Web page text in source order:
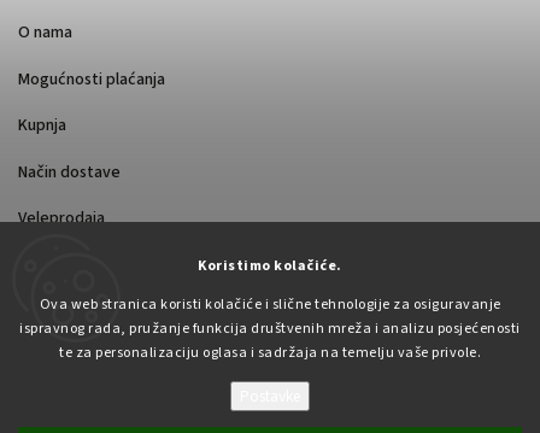
Koristimo kolačiće.
Ova web stranica koristi kolačiće i slične tehnologije za osiguravanje
ispravnog rada, pružanje funkcija društvenih mreža i analizu posjećenosti
te za personalizaciju oglasa i sadržaja na temelju vaše privole.
O nama
Mogućnosti plaćanja
Kupnja
Način dostave
Veleprodaja
Autorsko pravo 2026Pabex.hr. Sva prava pridržana.